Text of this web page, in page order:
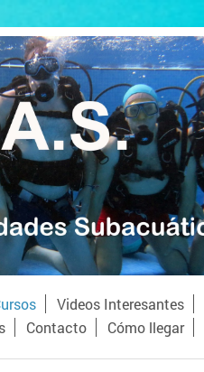
Videos Interesantes
Contacto Cómo llegar